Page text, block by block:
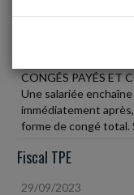
CONGÉS PAYÉS ET
Une salariée
immédiatement
forme de congé total.
Fiscal TPE
29/09/2023